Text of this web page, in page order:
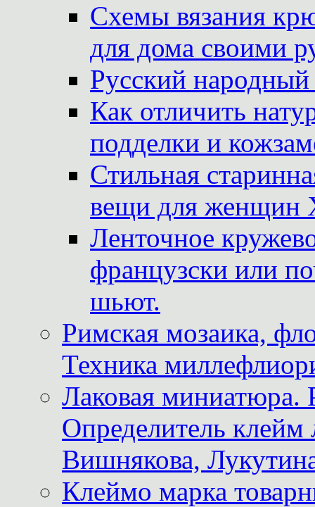
Схемы вязания
для дома своими
Русский
Как отличить
подделки и
Стильная
вещи для женщин
Ленточное
французски или
шьют.
Римская мозаика,
Техника
Лаковая миниатюра.
Определитель
Вишнякова,
Клеймо марка